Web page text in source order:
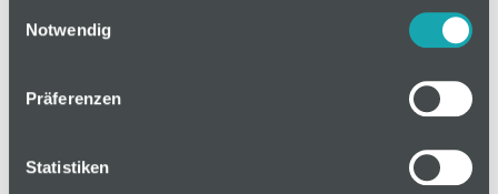
Notwendig
Präferenzen
Statistiken